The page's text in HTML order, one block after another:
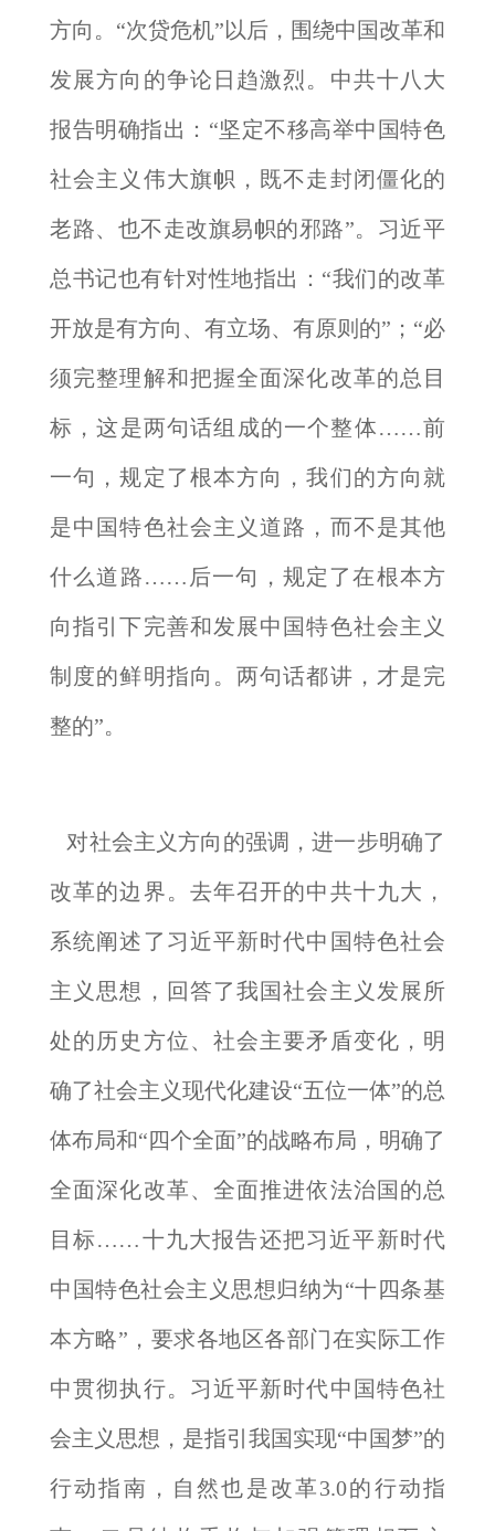
方向。“次贷危机”以后，围绕中国改革和
发展方向的争论日趋激烈。中共十八大
报告明确指出：“坚定不移高举中国特色
社会主义伟大旗帜，既不走封闭僵化的
老路、也不走改旗易帜的邪路”。习近平
总书记也有针对性地指出：“我们的改革
开放是有方向、有立场、有原则的”；“必
须完整理解和把握全面深化改革的总目
标，这是两句话组成的一个整体……前
一句，规定了根本方向，我们的方向就
是中国特色社会主义道路，而不是其他
什么道路……后一句，规定了在根本方
向指引下完善和发展中国特色社会主义
制度的鲜明指向。两句话都讲，才是完
整的”。
对社会主义方向的强调，进一步明确了
改革的边界。去年召开的中共十九大，
系统阐述了习近平新时代中国特色社会
主义思想，回答了我国社会主义发展所
处的历史方位、社会主要矛盾变化，明
确了社会主义现代化建设“五位一体”的总
体布局和“四个全面”的战略布局，明确了
全面深化改革、全面推进依法治国的总
目标……十九大报告还把习近平新时代
中国特色社会主义思想归纳为“十四条基
本方略”，要求各地区各部门在实际工作
中贯彻执行。习近平新时代中国特色社
会主义思想，是指引我国实现“中国梦”的
行动指南，自然也是改革3.0的行动指